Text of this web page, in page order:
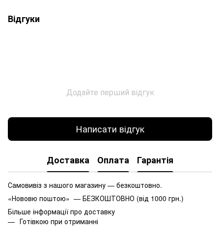
Відгуки
Додайте перший відгук
Написати відгук
Доставка Оплата Гарантія
Самовивіз з нашого магазину — безкоштовно.
«Нововю поштою» — БЕЗКОШТОВНО (від 1000 грн.)
Більше інформації про доставку
Готівкою при отриманні